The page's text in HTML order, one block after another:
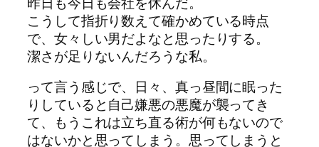
こうして指折り数えて確かめている時点
で、女々しい男だよなと思ったりする。
潔さが足りないんだろうな私。
って言う感じで、日々、真っ昼間に眠った
りしていると自己嫌悪の悪魔が襲ってき
て、もうこれは立ち直る術が何もないので
はないかと思ってしまう。思ってしまうと